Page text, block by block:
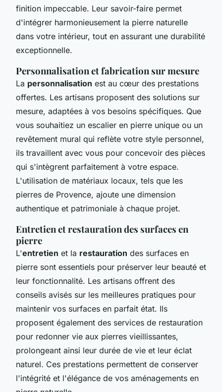
finition impeccable. Leur savoir-faire permet
d'intégrer harmonieusement la pierre naturelle
dans votre intérieur, tout en assurant une durabilité
exceptionnelle.
Personnalisation et fabrication sur mesure
La personnalisation est au cœur des prestations
offertes. Les artisans proposent des solutions sur
mesure, adaptées à vos besoins spécifiques. Que
vous souhaitiez un escalier en pierre unique ou un
revêtement mural qui reflète votre style personnel,
ils travaillent avec vous pour concevoir des pièces
qui s'intègrent parfaitement à votre espace.
L'utilisation de matériaux locaux, tels que les
pierres de Provence, ajoute une dimension
authentique et patrimoniale à chaque projet.
Entretien et restauration des surfaces en
pierre
L'entretien et la restauration des surfaces en
pierre sont essentiels pour préserver leur beauté et
leur fonctionnalité. Les artisans offrent des
conseils avisés sur les meilleures pratiques pour
maintenir vos surfaces en parfait état. Ils
proposent également des services de restauration
pour redonner vie aux pierres vieillissantes,
prolongeant ainsi leur durée de vie et leur éclat
naturel. Ces prestations permettent de conserver
l'intégrité et l'élégance de vos aménagements en